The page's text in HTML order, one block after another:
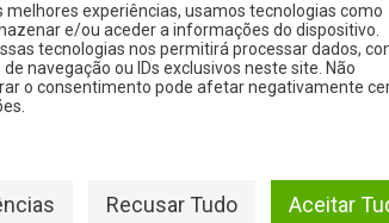
uma empresa portuguesa
com grandes
automóveis assim como
Condições
Politica de
Resolução
melhores experiências, usamos tecnologias como
e/ou aceder a informações do dispositivo.
tecnologias nos permitirá processar dados,
navegação ou IDs exclusivos neste site. Não
o consentimento pode afetar negativamente
Aceitar
Recusar Tudo